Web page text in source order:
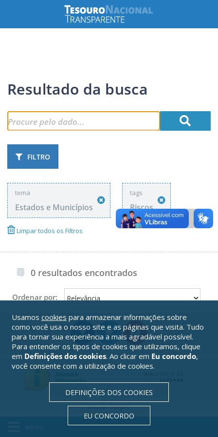
Resultado da busca
FILTRO
tema
Estados e Municípios
tags
Riscos
Limpar todos os Filtros
0 resultados encontrados
Ordenar por:
SoluçãoSerpro
Usamos cookies para armazenar informações sobre
como você usa o nosso site e as páginas que visita. Tudo
para tornar sua experiência a mais agradável possível.
Para entender os tipos de cookies que utilizamos, clique
em Definições dos cookies. Ao clicar em Eu concordo,
você consente com a utilização de cookies.
DEFINIÇÕES DOS COOKIES
EU CONCORDO